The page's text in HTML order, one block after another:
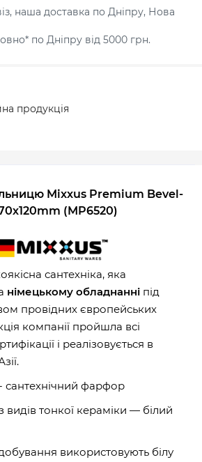
наша доставка по Дніпру, Нова
по Дніпру від 5000 грн.
продукція
Mixxus Premium Bevel-
(MP6520)
сантехніка, яка
німецькому обладнанні під
провідних європейських
компанії пройшла всі
і реалізовується в
сантехнічний фарфор
тонкої кераміки — білий
використовують білу